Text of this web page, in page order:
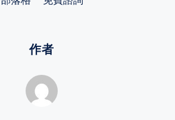
作者